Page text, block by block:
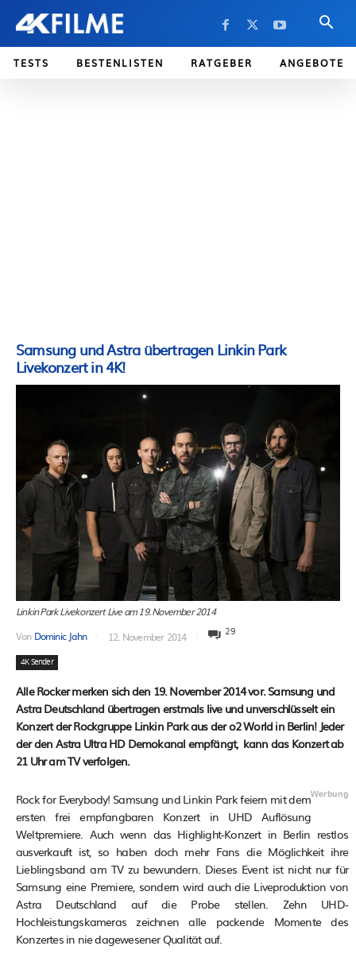
TESTS BESTENLISTEN RATGEBER ANGEBOTE
Samsung und Astra übertragen Linkin Park
Livekonzert in 4K!
Linkin Park Livekonzert Live am 19. November 2014
Von Dominic Jahn 12. November 2014 29
4K Sender
Alle Rocker merken sich den 19. November 2014 vor. Samsung und
Astra Deutschland übertragen erstmals live und unverschlüsselt ein
Konzert der Rockgruppe Linkin Park aus der o2 World in Berlin! Jeder
der den Astra Ultra HD Demokanal empfängt, kann das Konzert ab
21 Uhr am TV verfolgen.
Rock for Everybody! Samsung und Linkin Park feiern mit dem
ersten frei empfangbaren Konzert in UHD Auflösung
Weltpremiere. Auch wenn das Highlight-Konzert in Berlin restlos
ausverkauft ist, so haben doch mehr Fans die Möglichkeit ihre
Lieblingsband am TV zu bewundern. Dieses Event ist nicht nur für
Samsung eine Premiere, sondern wird auch die Liveproduktion von
Astra Deutschland auf die Probe stellen. Zehn UHD-
Hochleistungskameras zeichnen alle packende Momente des
Konzertes in nie dagewesener Qualität auf.